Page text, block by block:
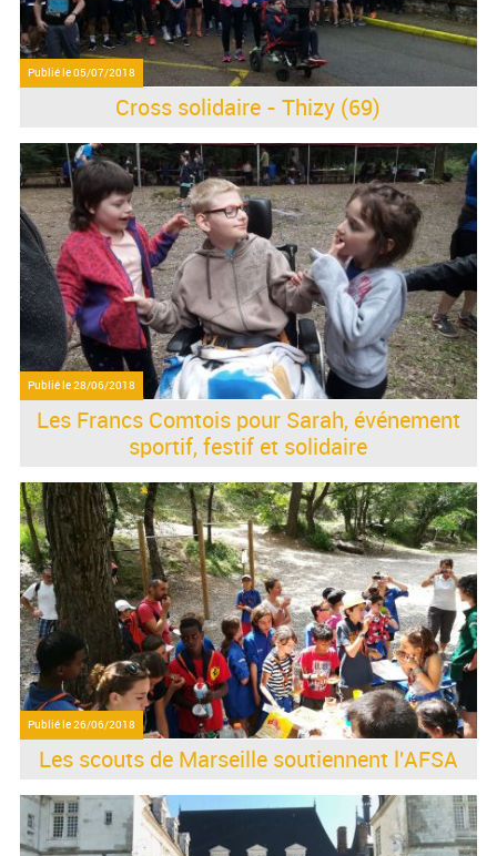
Publié le05/07/2018
Cross solidaire - Thizy (69)
Publié le28/06/2018
Les Francs Comtois pour Sarah, événement
sportif, festif et solidaire
Publié le26/06/2018
Les scouts de Marseille soutiennent l'AFSA